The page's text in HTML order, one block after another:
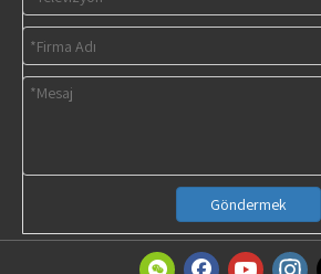
Göndermek